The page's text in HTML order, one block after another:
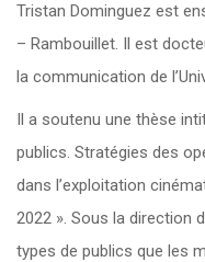
Tristan Dominguez est
– Rambouillet. Il est
la communication de
Il a soutenu une thèse
publics. Stratégies des
dans l’exploitation
2022 ». Sous la direction
types de publics que les